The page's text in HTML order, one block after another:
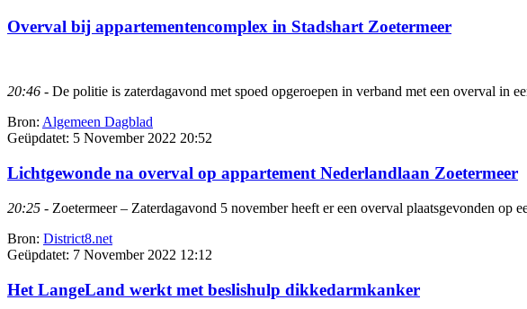
Overval bij appartementencomplex in Stadshart Zoetermeer
20:46 - De politie is zaterdagavond met spoed opgeroepen in verband met een overval in
Bron: Algemeen Dagblad
Geüpdatet: 5 November 2022 20:52
Lichtgewonde na overval op appartement Nederlandlaan Zoetermeer
20:25 - Zoetermeer – Zaterdagavond 5 november heeft er een overval plaatsgevonden op
Bron: District8.net
Geüpdatet: 7 November 2022 12:12
Het LangeLand werkt met beslishulp dikkedarmkanker